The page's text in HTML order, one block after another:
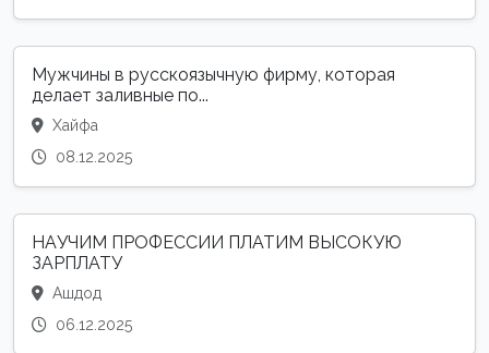
Мужчины в русскоязычную фирму, которая
делает заливные по...
Хайфа
08.12.2025
НАУЧИМ ПРОФЕССИИ ПЛАТИМ ВЫСОКУЮ
ЗАРПЛАТУ
Ашдод
06.12.2025